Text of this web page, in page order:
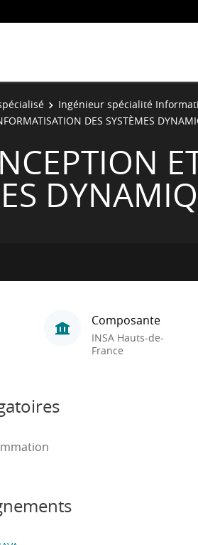
Ingénieur spécialité
DES SYSTÈMES
Composante
INSA Hauts-de-
France